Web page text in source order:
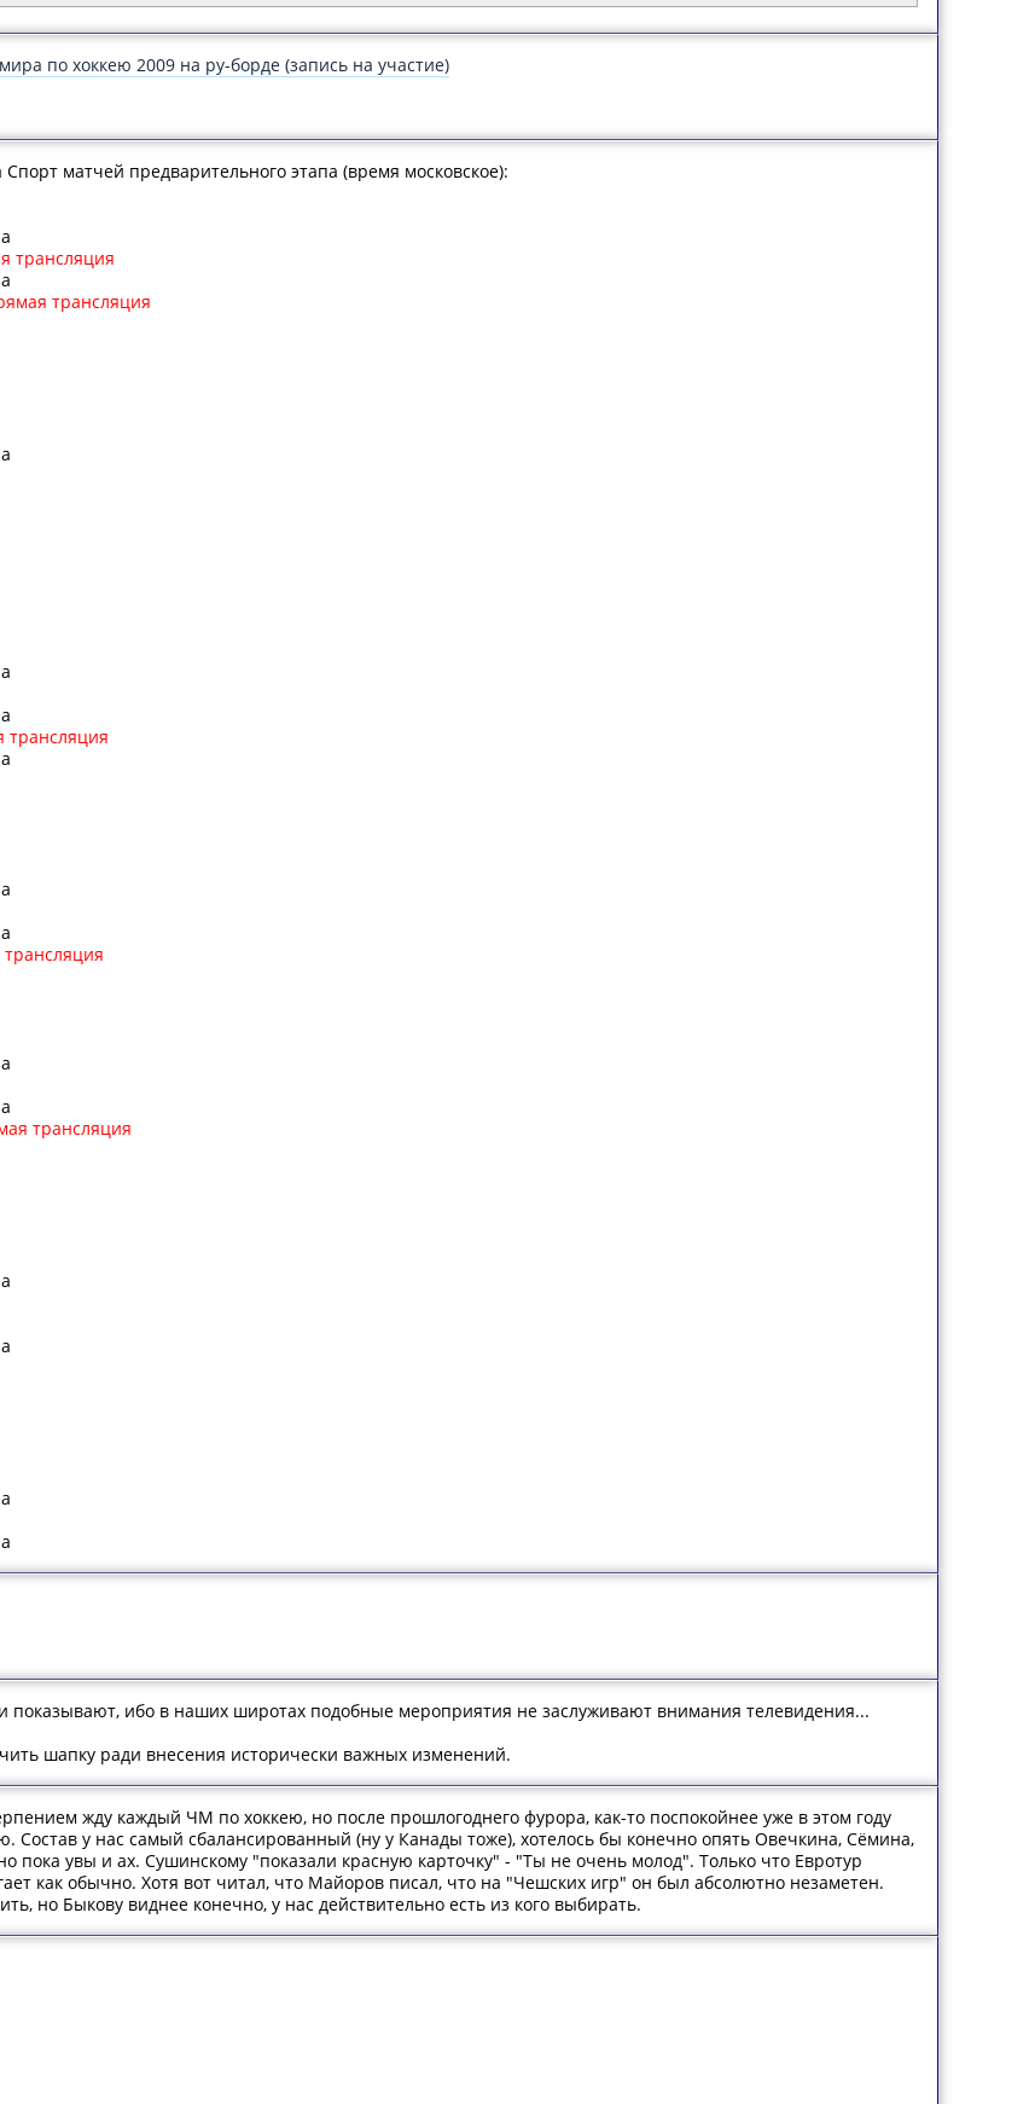
по хоккею 2009 на ру-борде (запись на участие)
матчей предварительного этапа (время московское):
трансляция
трансляция
трансляция
трансляция
показывают, ибо в наших широтах подобные мероприятия не заслуживают внимания телевидения...
шапку ради внесения исторически важных изменений.
жду каждый ЧМ по хоккею, но после прошлогоднего фурора, как-то поспокойнее уже в этом году
Состав у нас самый сбалансированный (ну у Канады тоже), хотелось бы конечно опять Овечкина, Сёмина,
пока увы и ах. Сушинскому "показали красную карточку" - "Ты не очень молод". Только что Евротур
как обычно. Хотя вот читал, что Майоров писал, что на "Чешских игр" он был абсолютно незаметен.
но Быкову виднее конечно, у нас действительно есть из кого выбирать.